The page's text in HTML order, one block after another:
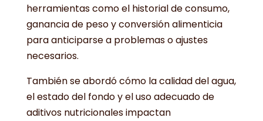
herramientas como el historial de consumo,
ganancia de peso y conversión alimenticia
para anticiparse a problemas o ajustes
necesarios.
También se abordó cómo la calidad del agua,
el estado del fondo y el uso adecuado de
aditivos nutricionales impactan